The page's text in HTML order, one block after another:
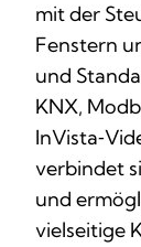
mit der
Fenstern
und
KNX,
verbindet
und
vielseitige